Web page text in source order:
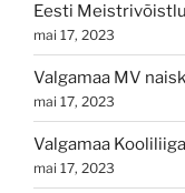
Eesti
mai 17, 2023
Valgamaa MV
mai 17, 2023
Valgamaa
mai 17, 2023